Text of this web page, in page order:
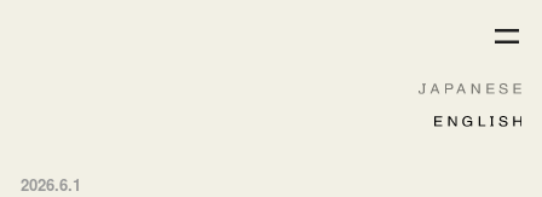
2026.6.1